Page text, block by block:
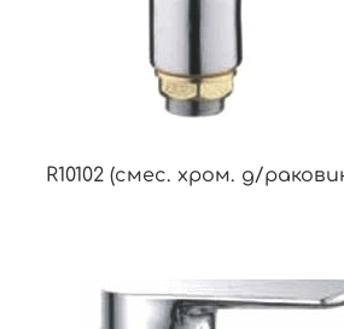
R10102 (смес. хром. д/